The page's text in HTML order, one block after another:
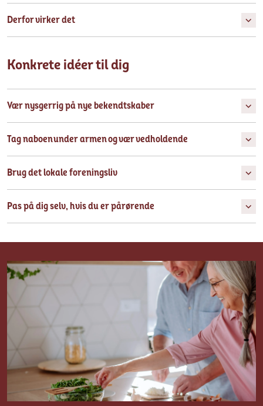
Derfor virker det
Konkrete idéer til dig
Vær nysgerrig på nye bekendtskaber
Tag naboen under armen og vær vedholdende
Brug det lokale foreningsliv
Pas på dig selv, hvis du er pårørende